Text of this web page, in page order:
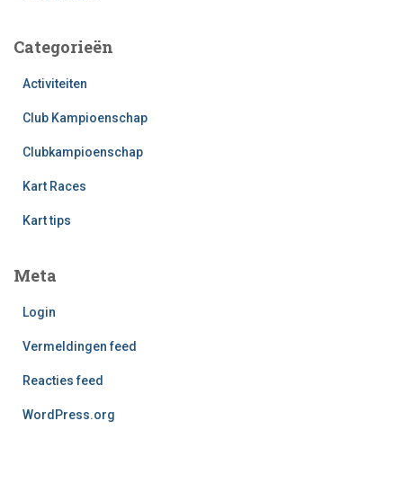
Categorieën
Activiteiten
Club Kampioenschap
Clubkampioenschap
Kart Races
Kart tips
Meta
Login
Vermeldingen feed
Reacties feed
WordPress.org